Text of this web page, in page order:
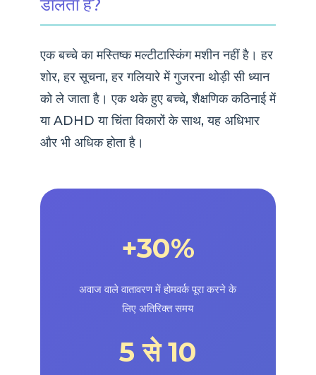
डालता है?
एक बच्चे का मस्तिष्क मल्टीटास्किंग मशीन नहीं है। हर
शोर, हर सूचना, हर गलियारे में गुजरना थोड़ी सी ध्यान
को ले जाता है। एक थके हुए बच्चे, शैक्षणिक कठिनाई में
या ADHD या चिंता विकारों के साथ, यह अधिभार
और भी अधिक होता है।
+30%
अवाज वाले वातावरण में होमवर्क पूरा करने के
लिए अतिरिक्त समय
5 से 10